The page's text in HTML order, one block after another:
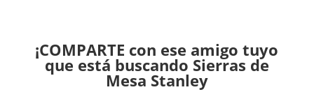
¡COMPARTE con ese amigo tuyo
que está buscando Sierras de
Mesa Stanley